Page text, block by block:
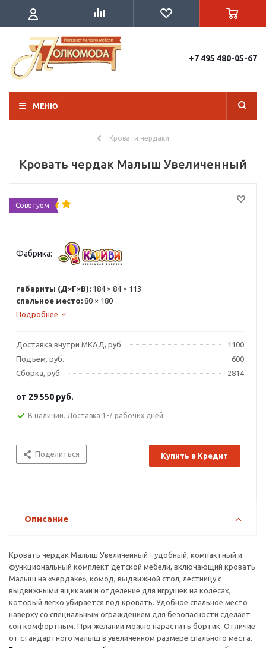
+7 495 480-05-67
МЕНЮ
Кровати чердаки
Кровать чердак Малыш Увеличенный
Советуем
Фабрика:
габариты (Д×Г×В): 184 × 84 × 113
спальное место: 80 × 180
Подробнее
Доставка внутри МКАД, руб.
1100
Подъем, руб.
600
Сборка, руб.
2814
от 29 550 руб.
В наличии. Доставка 1-7 рабочих дней.
Поделиться Купить в Кредит
Описание
Кровать чердак Малыш Увеличенный - удобный, компактный и
функциональный комплект детской мебели, включающий кровать
Малыш на «чердаке», комод, выдвижной стол, лестницу с
выдвижными ящиками и отделение для игрушек на колёсах,
который легко убирается под кровать. Удобное спальное место
наверху со специальным ограждением для безопасности сделает
сон комфортным. При желании можно нарастить бортик. Отличие
от стандартного малыш в увеличенном размере спального места.